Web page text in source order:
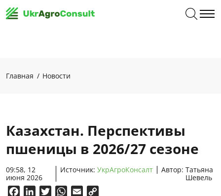
Главная Новости
Казахстан. Перспективы
пшеницы в 2026/27 сезоне
09:58, 12
июня 2026
Источник: УкрАгроКонсалт Автор: Татьяна
Шевель
FacebookLinkedInTwitterWhatsApp
Email